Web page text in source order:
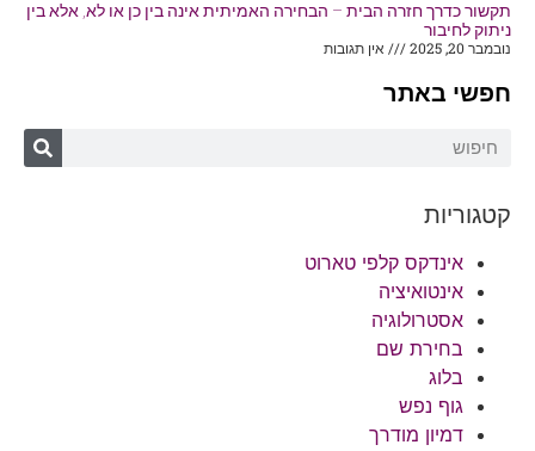
תקשור כדרך חזרה הבית – הבחירה האמיתית אינה בין כן או לא, אלא בין
ניתוק לחיבור
נובמבר 20, 2025
אין תגובות
חפשי באתר
קטגוריות
אינדקס קלפי טארוט
אינטואיציה
אסטרולוגיה
בחירת שם
בלוג
גוף נפש
דמיון מודרך